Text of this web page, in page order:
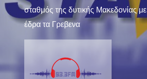
σταθμός της δυτικής Μακεδονίας με
έδρα τα Γρεβενα